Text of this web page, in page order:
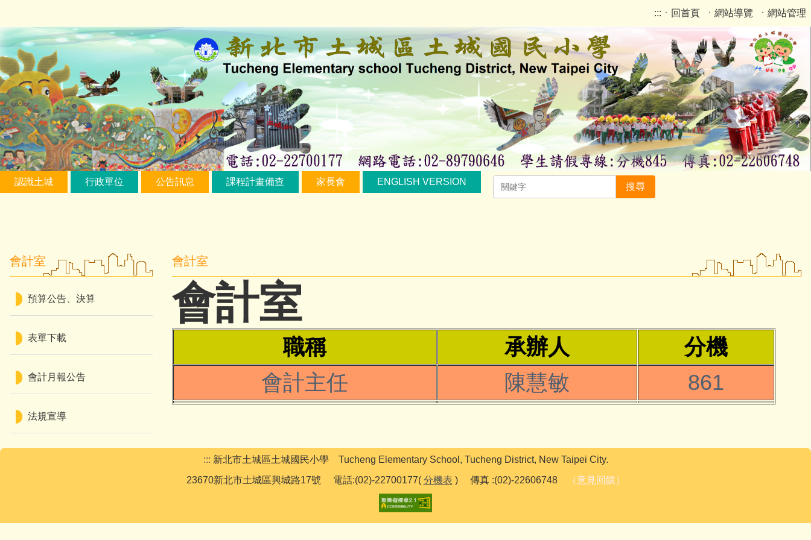
主
容
區
::: ㆍ回首頁 ㆍ網站導覽 ㆍ網站管理
認識土城 行政單位 公告訊息 課程計畫備查 家長會 ENGLISH VERSION 搜尋
會計室
預算公告、決算
表單下載
會計月報公告
法規宣導
會計室
會計室
職稱 承辦人
分機
會計主任
陳慧敏 861
::: 新北市土城區土城國民小學 Tucheng Elementary School, Tucheng District, New Taipei City.
23670新北市土城區興城路17號 電話:(02)-22700177( 分機表 ) 傳真 :(02)-22606748 （意見回饋）